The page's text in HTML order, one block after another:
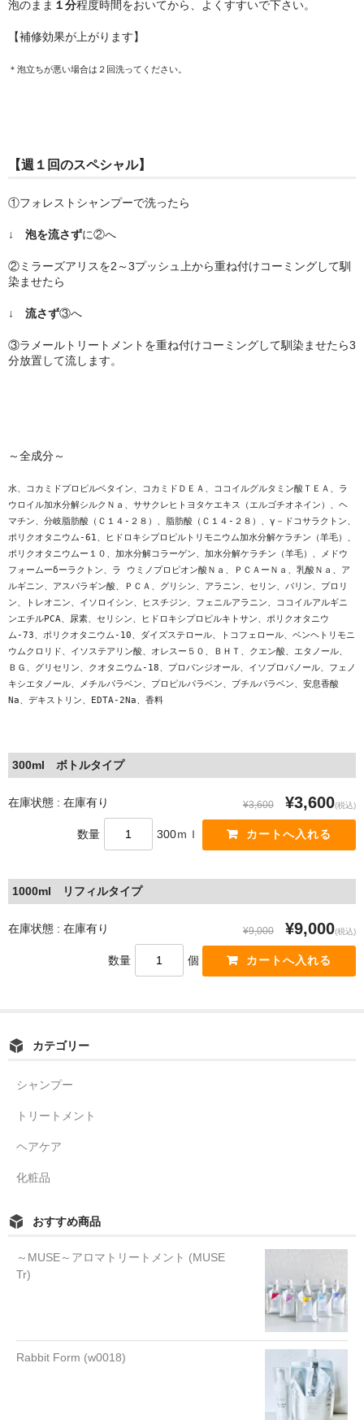
泡のまま １分程度時間をおいてから、よくすすいで下さい。
【補修効果が上がります】
＊泡立ちが悪い場合は２回洗ってください。
【週１回のスペシャル】
①フォレストシャンプーで洗ったら
↓ 泡を流さずに②へ
②ミラーズアリスを2～3プッシュ上から重ね付けコーミングして馴
染ませたら
↓ 流さず③へ
③ラメールトリートメントを重ね付けコーミングして馴染ませたら3
分放置して流します。
～全成分～
水、コカミドプロピルベタイン、コカミドＤＥＡ、ココイルグルタミン酸ＴＥＡ、ラ
ウロイル加水分解シルクＮａ、ササクレヒトヨタケエキス（エルゴチオネイン）、ヘ
マチン、分岐脂肪酸（Ｃ１４-２８）、脂肪酸（Ｃ１４-２８）、γ－ドコサラクトン、
ポリクオタニウム-61、ヒドロキシプロピルトリモニウム加水分解ケラチン（羊毛）、
ポリクオタニウムー１０、加水分解コラーゲン、加水分解ケラチン（羊毛）、メドウ
フォームーδーラクトン、ラ ウミノプロピオン酸Ｎａ、ＰＣＡーＮａ、乳酸Ｎａ、ア
ルギニン、アスパラギン酸、ＰＣＡ、グリシン、アラニン、セリン、バリン、プロリ
ン、トレオニン、イソロイシン、ヒスチジン、フェニルアラニン、ココイルアルギニ
ンエチルPCA、尿素、セリシン、ヒドロキシプロピルキトサン、ポリクオタニウ
ム-73、ポリクオタニウム-10、ダイズステロール、トコフェロール、ベンヘトリモニ
ウムクロリド、イソステアリン酸、オレスー５０、ＢＨＴ、クエン酸、エタノール、
ＢＧ、グリセリン、クオタニウム-18、プロパンジオール、イソプロパノール、フェノ
キシエタノール、メチルパラベン、プロピルパラベン、ブチルパラベン、安息香酸
Na、デキストリン、EDTA-2Na、香料
300ml ボトルタイプ
在庫状態 : 在庫有り ¥3,600 ¥3,600(税込)
数量 300ｍｌ
1000ml リフィルタイプ
在庫状態 : 在庫有り ¥9,000 ¥9,000(税込)
数量 個
カテゴリー
シャンプー
トリートメント
ヘアケア
化粧品
おすすめ商品
～MUSE～アロマトリートメント (MUSE
Tr)
Rabbit Form (w0018)